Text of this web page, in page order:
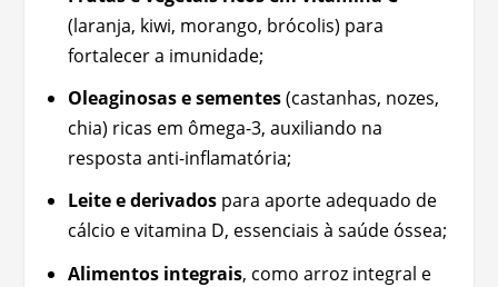
(laranja, kiwi, morango, brócolis) para
fortalecer a imunidade;
Oleaginosas e sementes(castanhas, nozes,
chia) ricas em ômega-3, auxiliando na
resposta anti-inflamatória;
Leite e derivadospara aporte adequado de
cálcio e vitamina D, essenciais à saúde óssea;
Alimentos integrais, como arroz integral e